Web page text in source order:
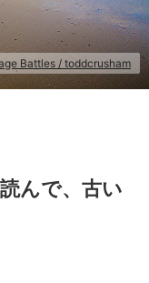
Battles / toddcrusham
んで、古い